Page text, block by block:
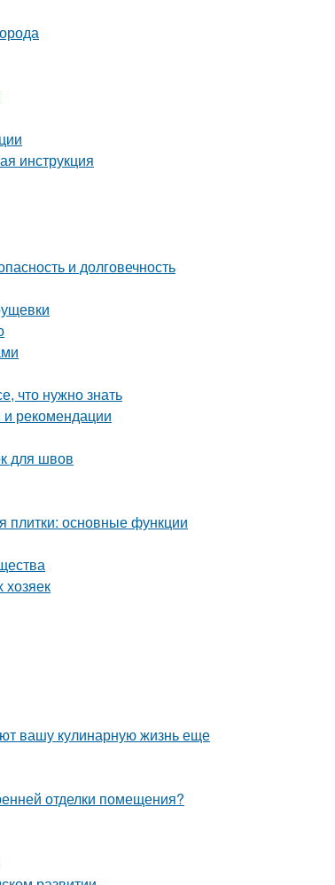
инструкция
и долговечность
что нужно знать
рекомендации
для швов
плитки: основные функции
вашу кулинарную жизнь еще
отделки помещения?